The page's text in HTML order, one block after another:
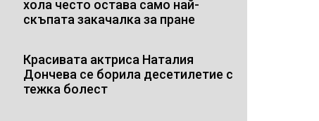
хола често остава само най-
скъпата закачалка за пране
Красивата актриса Наталия
Дончева се борила десетилетие с
тежка болест